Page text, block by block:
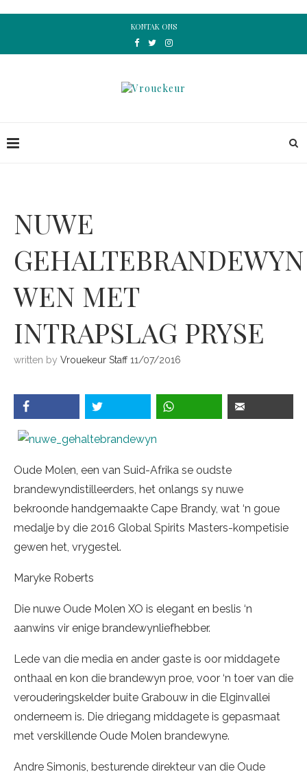
KONTAK ONS
NUWE
GEHALTEBRANDEWYN
WEN MET
INTRAPSLAG PRYSE
written by Vrouekeur Staff 11/07/2016
Oude Molen, een van Suid-Afrika se oudste
brandewyndistilleerders, het onlangs sy nuwe
bekroonde handgemaakte Cape Brandy, wat ‘n goue
medalje by die 2016 Global Spirits Masters-kompetisie
gewen het, vrygestel.
Maryke Roberts
Die nuwe Oude Molen XO is elegant en beslis ‘n
aanwins vir enige brandewynliefhebber.
Lede van die media en ander gaste is oor middagete
onthaal en kon die brandewyn proe, voor ‘n toer van die
verouderingskelder buite Grabouw in die Elginvallei
onderneem is. Die driegang middagete is gepasmaat
met verskillende Oude Molen brandewyne.
Andre Simonis, besturende direkteur van die Oude